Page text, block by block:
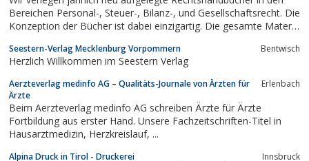
Bereichen Personal-, Steuer-, Bilanz-, und Gesellschaftsrecht. Die
Konzeption der Bücher ist dabei einzigartig. Die gesamte Materie
Informationen schnell und zielsicher gefunden sowie
praxisgerecht umgesetzt...
Seestern-Verlag Mecklenburg Vorpommern Bentwisch
Herzlich Willkommen im Seestern Verlag
Aerzteverlag medinfo AG – Qualitäts-Journale von Ärzten für
Ärzte
Erlenbach
Beim Aerzteverlag medinfo AG schreiben Ärzte für Ärzte
Fortbildung aus erster Hand. Unsere Fachzeitschriften-Titel in
Hausarztmedizin, Herzkreislauf, ...
Alpina Druck in Tirol - Druckerei Innsbruck